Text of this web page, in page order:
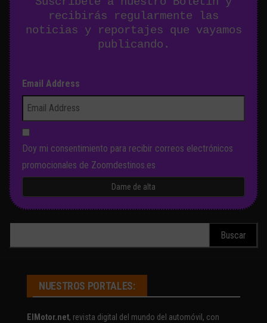
recibirás regularmente las
noticias y reportajes que vayamos
publicando.
Email Address
Doy mi consentimiento para recibir correos electrónicos
promocionales de Zoomdestinos.es
NUESTROS PORTALES:
ElMotor.net, revista digital del mundo del automóvil, con